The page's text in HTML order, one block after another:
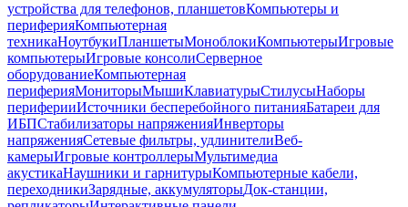
устройства для телефонов, планшетовКомпьютеры и
периферияКомпьютерная
техникаНоутбукиПланшетыМоноблокиКомпьютерыИгровые
компьютерыИгровые консолиСерверное
оборудованиеКомпьютерная
периферияМониторыМышиКлавиатурыСтилусыНаборы
периферииИсточники бесперебойного питанияБатареи для
ИБПСтабилизаторы напряженияИнверторы
напряженияСетевые фильтры, удлинителиВеб-
камерыИгровые контроллерыМультимедиа
акустикаНаушники и гарнитурыКомпьютерные кабели,
переходникиЗарядные, аккумуляторыДок-станции,